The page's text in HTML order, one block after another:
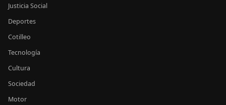
Justicia Social
Deportes
Cotilleo
Tecnología
Cultura
Sociedad
Motor